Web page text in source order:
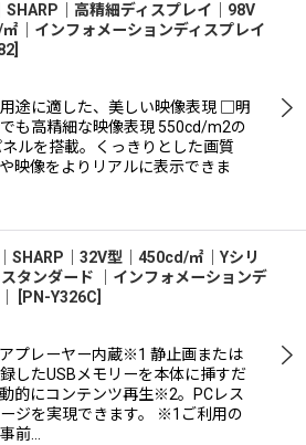
｜高精細ディスプレイ｜98V
｜インフォメーションディスプレイ
途に適した、美しい映像表現 □明
も高精細な映像表現 550cd/m2の
ルを搭載。くっきりとした画質
映像をよりリアルに表示できま
｜32V型｜450cd/㎡｜Yシリ
タンダード ｜インフォメーションデ
PN-Y326C
プレーヤー内蔵※1 静止画または
したUSBメモリーを本体に挿すだ
的にコンテンツ再生※2。PCレス
ジを実現できます。 ※1ご利用の
前…